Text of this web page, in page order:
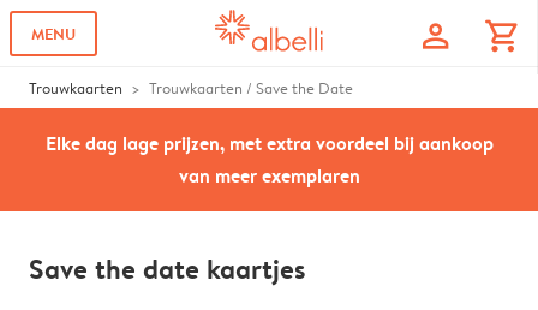
MENU profile shopping_cart
Trouwkaarten Trouwkaarten / Save the Date
Elke dag lage prijzen, met extra voordeel bij aankoop
van meer exemplaren
Save the date kaartjes